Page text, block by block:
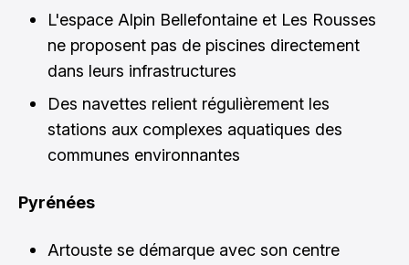
L'espace Alpin Bellefontaine et Les Rousses
ne proposent pas de piscines directement
dans leurs infrastructures
Des navettes relient régulièrement les
stations aux complexes aquatiques des
communes environnantes
Pyrénées
Artouste se démarque avec son centre